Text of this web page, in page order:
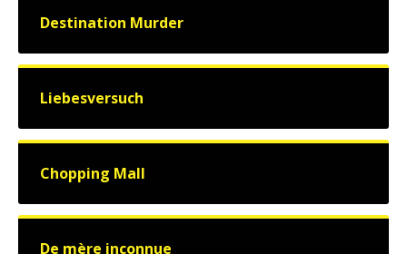
Destination Murder
Liebesversuch
Chopping Mall
De mère inconnue